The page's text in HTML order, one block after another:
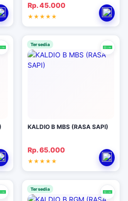
Rp. 45.000
Tersedia
KALDIO B MBS (RASA SAPI)
Rp. 65.000
Tersedia